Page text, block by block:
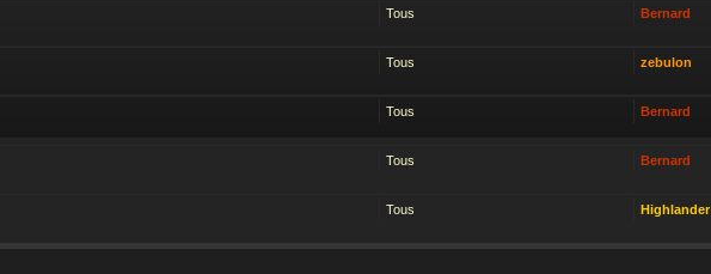
Tous Bernard
Tous zebulon
Tous Bernard
Tous Bernard
Tous Highlander